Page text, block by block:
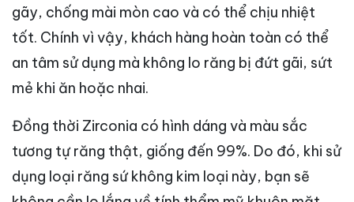
gãy, chống mài mòn cao và có thể chịu nhiệt
tốt. Chính vì vậy, khách hàng hoàn toàn có thể
an tâm sử dụng mà không lo răng bị đứt gãi, sứt
mẻ khi ăn hoặc nhai.
Đồng thời Zirconia có hình dáng và màu sắc
tương tự răng thật, giống đến 99%. Do đó, khi sử
dụng loại răng sứ không kim loại này, bạn sẽ